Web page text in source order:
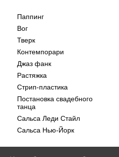
Паппинг
Вог
Тверк
Контемпорари
Джаз фанк
Растяжка
Стрип-пластика
Постановка свадебного
танца
Сальса Леди Стайл
Сальса Нью-Йорк